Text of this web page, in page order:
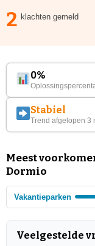
2 klachten gemeld
0%
Stabiel
Trend afgelopen 3
Meest
Dormio
Vakantieparken
Veelgestelde